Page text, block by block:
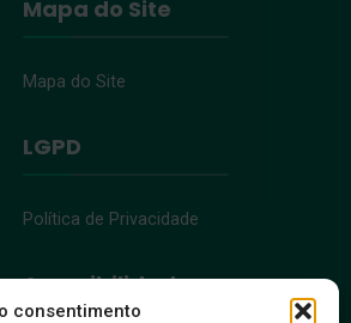
consentimento
Mapa do Site
Mapa do Site
LGPD
Política de Privacidade
Acessibilidade